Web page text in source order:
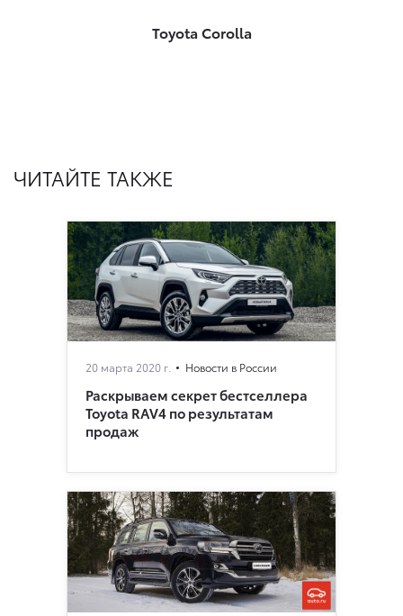
Toyota Corolla
ЧИТАЙТЕ ТАКЖЕ
20 марта 2020 г. Новости в России
Раскрываем секрет бестселлера
Toyota RAV4 по результатам
продаж